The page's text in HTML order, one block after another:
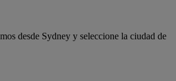
desde Sydney y seleccione la ciudad de